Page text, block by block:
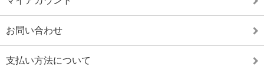
お問い合わせ
支払い方法について